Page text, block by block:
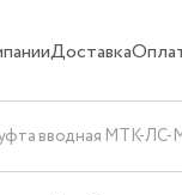
Доставка